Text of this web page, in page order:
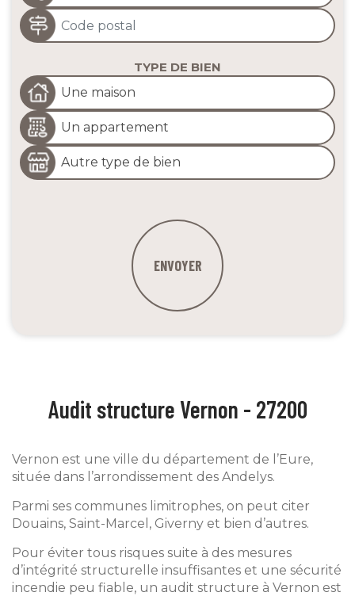
TYPE DE BIEN
Une maison
Un appartement
Autre type de bien
ENVOYER
Audit structure Vernon - 27200
Vernon est une ville du département de l’Eure,
située dans l’arrondissement des Andelys.
Parmi ses communes limitrophes, on peut citer
Douains, Saint-Marcel, Giverny et bien d’autres.
Pour éviter tous risques suite à des mesures
d’intégrité structurelle insuffisantes et une sécurité
incendie peu fiable, un audit structure à Vernon est